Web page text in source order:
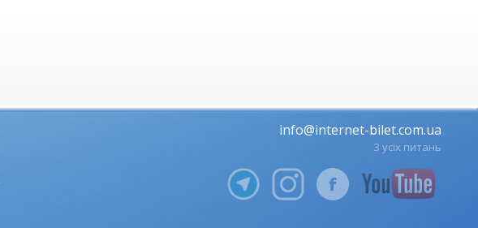
info@internet-bilet.com.ua
З усіх питань